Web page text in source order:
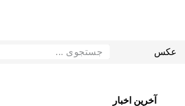
عکس
آخرین اخبار